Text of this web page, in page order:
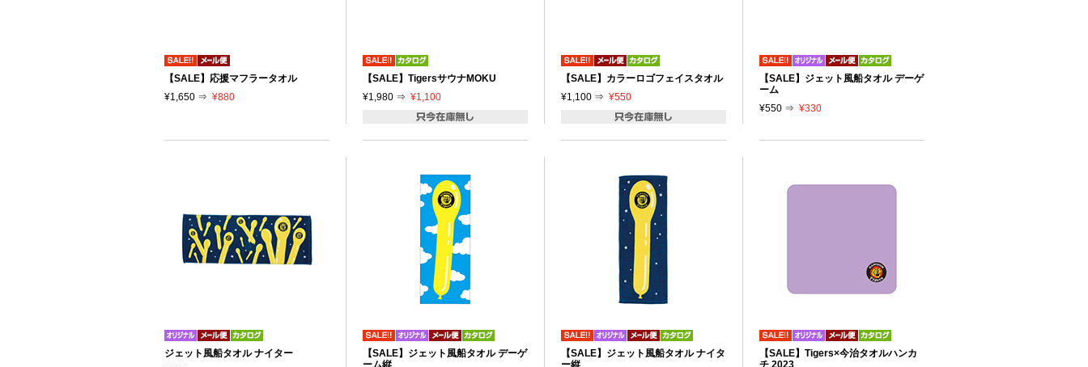
【SALE】応援マフラータオル
¥1,650 ⇒ ¥880
【SALE】TigersサウナMOKU
¥1,980 ⇒ ¥1,100
【SALE】カラーロゴフェイスタオル
¥1,100 ⇒ ¥550
【SALE】ジェット風船タオル デーゲ
ーム
¥550 ⇒ ¥330
ジェット風船タオル ナイター
【SALE】ジェット風船タオル デーゲ
ーム縦
【SALE】ジェット風船タオル ナイタ
ー縦
【SALE】Tigers×今治タオルハンカ
チ 2023